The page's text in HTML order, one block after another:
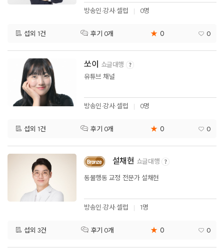
방송인·강사·셀럽 0명
섭외 1건 후기 0개 ★ 0 0
쏘이 쇼글대행
유튜브 채널
방송인·강사·셀럽 0명
섭외 1건 후기 0개 ★ 0 0
설채현 쇼글대행
동물행동 교정 전문가 설채현
방송인·강사·셀럽 1명
섭외 3건 후기 0개 ★ 0 0